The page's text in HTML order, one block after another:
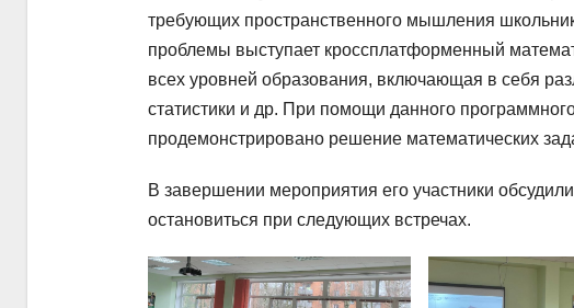
требующих пространственного мышления
проблемы выступает кроссплатформенный
всех уровней образования, включающая в себя
статистики и др. При помощи данного
продемонстрировано решение математических
В завершении мероприятия его участники
остановиться при следующих встречах.